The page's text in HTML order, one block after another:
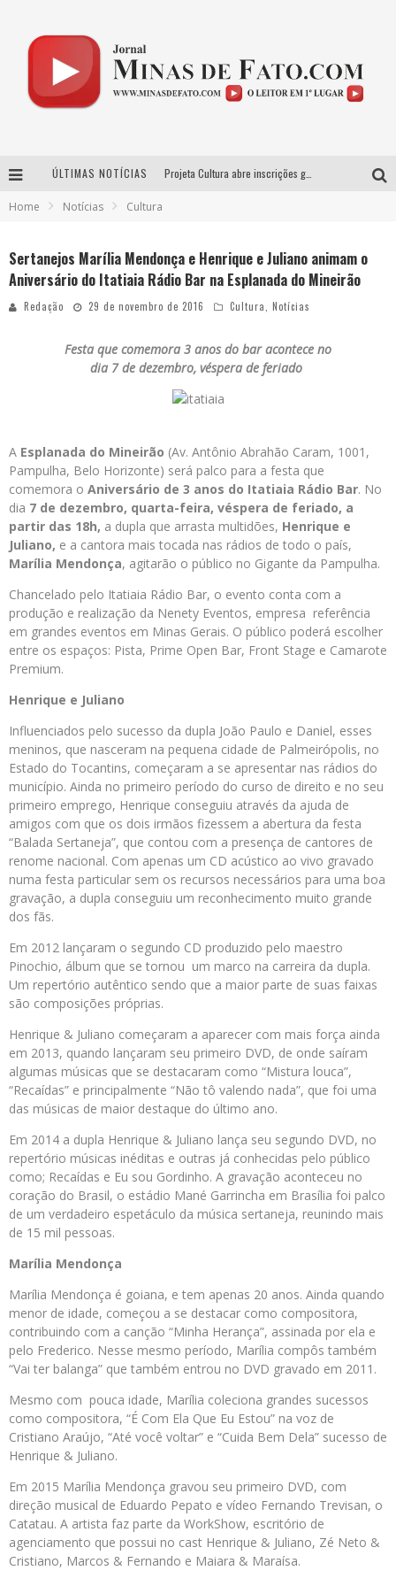
ÚLTIMAS NOTÍCIAS Projeta Cultura abre inscrições gratuitas em Conselheiro Lafaiete para oficinas de elaboração de projetos culturais e inteligência artificial
As Hilárias: Suzy Brasil, Kayete e Karoline Absinto retornam a Belo Horizonte para apresentação única no Teatro Sesiminas
Home Notícias Cultura
Sertanejos Marília Mendonça e Henrique e Juliano animam o
Aniversário do Itatiaia Rádio Bar na Esplanada do Mineirão
Redação 29 de novembro de 2016 Cultura Notícias
Festa que comemora 3 anos do bar acontece no
dia 7 de dezembro, véspera de feriado
A Esplanada do Mineirão (Av. Antônio Abrahão Caram, 1001,
Pampulha, Belo Horizonte) será palco para a festa que
comemora o Aniversário de 3 anos do Itatiaia Rádio Bar. No
dia 7 de dezembro, quarta-feira, véspera de feriado, a
partir das 18h, a dupla que arrasta multidões, Henrique e
Juliano, e a cantora mais tocada nas rádios de todo o país,
Marília Mendonça, agitarão o público no Gigante da Pampulha.
Chancelado pelo Itatiaia Rádio Bar, o evento conta com a
produção e realização da Nenety Eventos, empresa referência
em grandes eventos em Minas Gerais. O público poderá escolher
entre os espaços: Pista, Prime Open Bar, Front Stage e Camarote
Premium.
Henrique e Juliano
Influenciados pelo sucesso da dupla João Paulo e Daniel, esses
meninos, que nasceram na pequena cidade de Palmeirópolis, no
Estado do Tocantins, começaram a se apresentar nas rádios do
município. Ainda no primeiro período do curso de direito e no seu
primeiro emprego, Henrique conseguiu através da ajuda de
amigos com que os dois irmãos fizessem a abertura da festa
“Balada Sertaneja”, que contou com a presença de cantores de
renome nacional. Com apenas um CD acústico ao vivo gravado
numa festa particular sem os recursos necessários para uma boa
gravação, a dupla conseguiu um reconhecimento muito grande
dos fãs.
Em 2012 lançaram o segundo CD produzido pelo maestro
Pinochio, álbum que se tornou um marco na carreira da dupla.
Um repertório autêntico sendo que a maior parte de suas faixas
são composições próprias.
Henrique & Juliano começaram a aparecer com mais força ainda
em 2013, quando lançaram seu primeiro DVD, de onde saíram
algumas músicas que se destacaram como “Mistura louca”,
“Recaídas” e principalmente “Não tô valendo nada”, que foi uma
das músicas de maior destaque do último ano.
Em 2014 a dupla Henrique & Juliano lança seu segundo DVD, no
repertório músicas inéditas e outras já conhecidas pelo público
como; Recaídas e Eu sou Gordinho. A gravação aconteceu no
coração do Brasil, o estádio Mané Garrincha em Brasília foi palco
de um verdadeiro espetáculo da música sertaneja, reunindo mais
de 15 mil pessoas.
Marília Mendonça
Marília Mendonça é goiana, e tem apenas 20 anos. Ainda quando
menor de idade, começou a se destacar como compositora,
contribuindo com a canção “Minha Herança”, assinada por ela e
pelo Frederico. Nesse mesmo período, Marília compôs também
“Vai ter balanga” que também entrou no DVD gravado em 2011.
Mesmo com pouca idade, Marília coleciona grandes sucessos
como compositora, “É Com Ela Que Eu Estou” na voz de
Cristiano Araújo, “Até você voltar” e “Cuida Bem Dela” sucesso de
Henrique & Juliano.
Em 2015 Marília Mendonça gravou seu primeiro DVD, com
direção musical de Eduardo Pepato e vídeo Fernando Trevisan, o
Catatau. A artista faz parte da WorkShow, escritório de
agenciamento que possui no cast Henrique & Juliano, Zé Neto &
Cristiano, Marcos & Fernando e Maiara & Maraísa.